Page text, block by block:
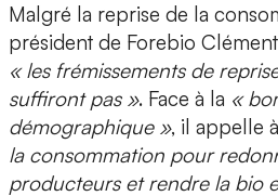
Malgré la reprise de la
président de Forebio
« les frémissements de
suffiront pas ». Face à la «
démographique », il appelle à
la consommation pour
producteurs et rendre la bio